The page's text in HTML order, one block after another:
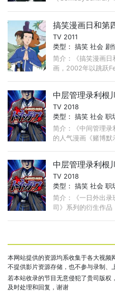
搞笑漫画日和第
TV 2011
类型：搞笑 社会 剧
简介：《搞笑漫画日
画，2002年以跳跃
中层管理录利根
TV 2018
类型：搞笑 社会 职
简介：《中间管理录
的人气漫画《赌博默
中层管理录利根川
TV 2018
类型：搞笑 社会 职
简介：《一日外出
司》系列的衍生作品
本网站提供的资源均系收集于各大视
不提供影片资源存储，也不参与录制、
若本站收录的节目无意侵犯了贵司版
及时处理和回复，谢谢